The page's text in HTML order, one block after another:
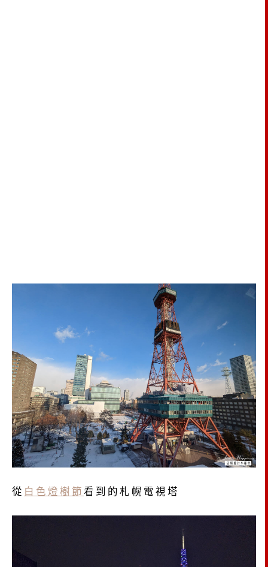
從 白色燈樹節 看到的札幌電視塔